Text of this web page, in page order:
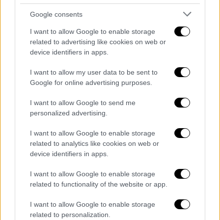
Google consents
I want to allow Google to enable storage
related to advertising like cookies on web or
device identifiers in apps.
I want to allow my user data to be sent to
Google for online advertising purposes.
I want to allow Google to send me
personalized advertising.
I want to allow Google to enable storage
related to analytics like cookies on web or
device identifiers in apps.
I want to allow Google to enable storage
related to functionality of the website or app.
I want to allow Google to enable storage
related to personalization.
Copyright: Δομνίκη Μητροπούλου
Γυρίσματα επίσης πραγματοποιήθηκαν στο
Μαρκόπουλο, στο στρατιωτικό αεροδρόμιο
της Ελευσίνας, στα βασιλικά ανάκτορα στο
Τατόϊ, στις εγκαταστάσεις του COSMOTE TV,
στον Πύργο του ΟΤΕ, αλλά και στο Ιδρυμα
βρίσκεται η Γαλλική Πρεσβεία.
Τα πολύωρα αυτά γυρίσματα ξεκίνησαν τον
περασμένο Απρίλιο και αναμένεται να